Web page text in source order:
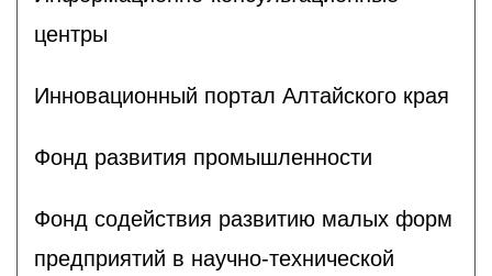
центры
Инновационный портал Алтайского края
Фонд развития промышленности
Фонд содействия развитию малых форм
предприятий в научно-технической